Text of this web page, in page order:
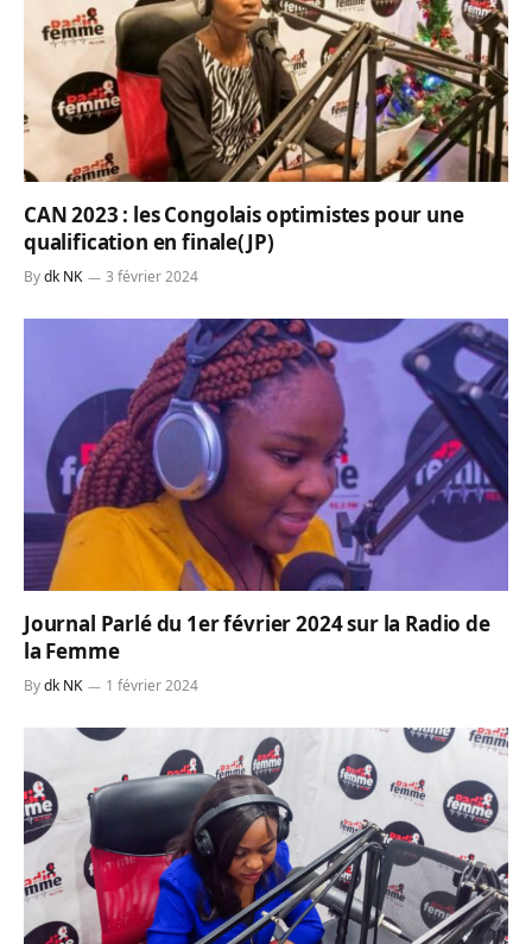
CAN 2023 : les Congolais optimistes pour une
qualification en finale(JP)
Bydk NK 3 février 2024
Journal Parlé du 1er février 2024 sur la Radio de
la Femme
Bydk NK 1 février 2024